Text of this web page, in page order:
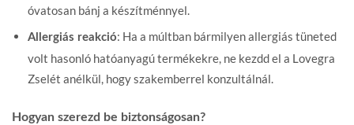
óvatosan bánj a készítménnyel.
Allergiás reakció: Ha a múltban bármilyen allergiás tüneted
volt hasonló hatóanyagú termékekre, ne kezdd el a Lovegra
Zselét anélkül, hogy szakemberrel konzultálnál.
Hogyan szerezd be biztonságosan?